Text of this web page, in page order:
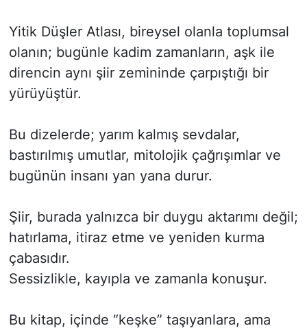
Yitik Düşler Atlası, bireysel olanla toplumsal
olanın; bugünle kadim zamanların, aşk ile
direncin aynı şiir zemininde çarpıştığı bir
yürüyüştür.
Bu dizelerde; yarım kalmış sevdalar,
bastırılmış umutlar, mitolojik çağrışımlar ve
bugünün insanı yan yana durur.
Şiir, burada yalnızca bir duygu aktarımı değil;
hatırlama, itiraz etme ve yeniden kurma
çabasıdır.
Sessizlikle, kayıpla ve zamanla konuşur.
Bu kitap, içinde “keşke” taşıyanlara, ama